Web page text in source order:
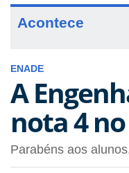
Acontece
ENADE
A
nota 4 no
Parabéns aos